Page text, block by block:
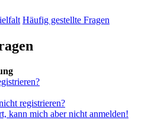
Häufig gestellte Fragen
registrieren?
kann mich aber nicht anmelden!